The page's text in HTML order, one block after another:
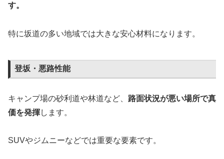
す。
特に坂道の多い地域では大きな安心材料になります。
登坂・悪路性能
キャンプ場の砂利道や林道など、 路面状況が悪い場所で真
価を発揮します。
SUVやジムニーなどでは重要な要素です。